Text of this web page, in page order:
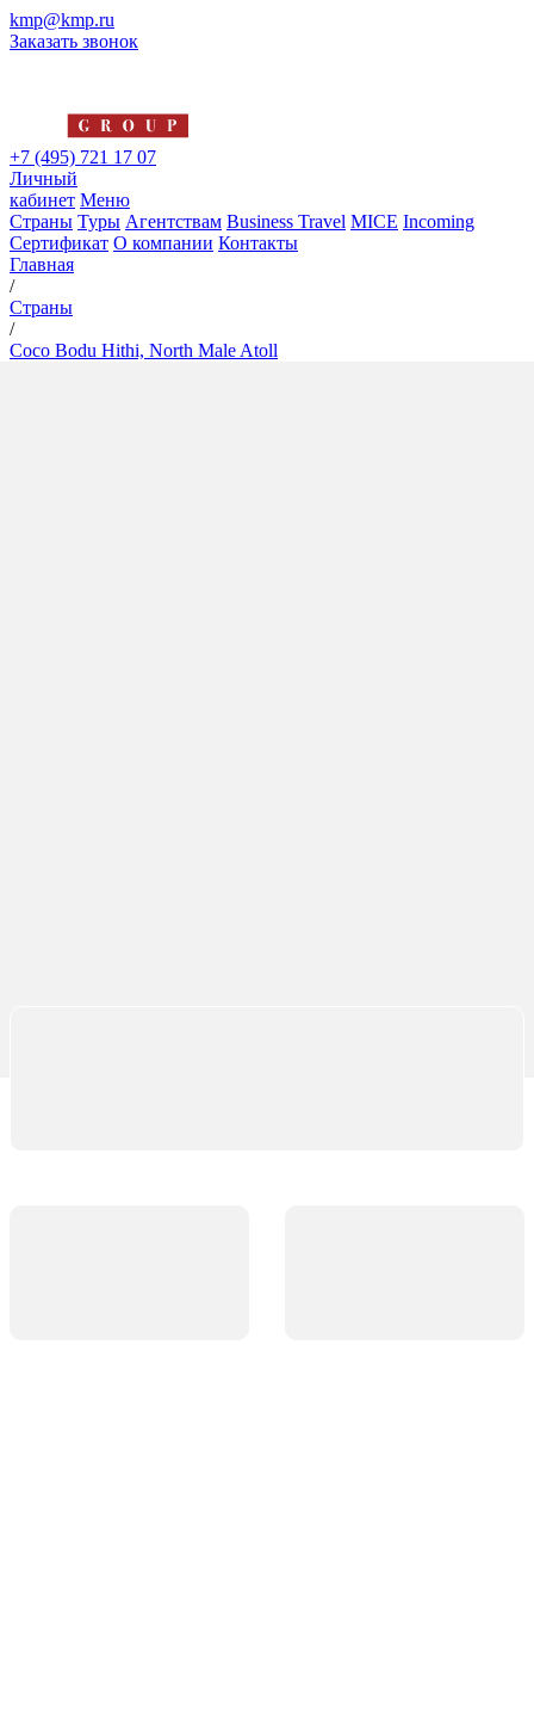
kmp@kmp.ru
Заказать звонок
+7 (495) 721 17 07
Личный
кабинет Меню
Страны Туры Агентствам Business Travel MICE Incoming
Сертификат О компании Контакты
Главная
/
Страны
/
Coco Bodu Hithi, North Male Atoll